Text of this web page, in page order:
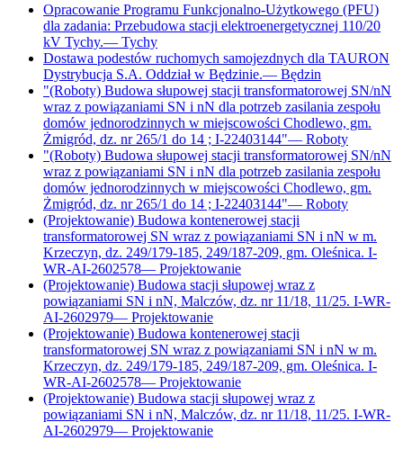
Opracowanie Programu Funkcjonalno-Użytkowego (PFU)
dla zadania: Przebudowa stacji elektroenergetycznej 110/20
kV Tychy.— Tychy
Dostawa podestów ruchomych samojezdnych dla TAURON
Dystrybucja S.A. Oddział w Będzinie.— Będzin
"(Roboty) Budowa słupowej stacji transformatorowej SN/nN
wraz z powiązaniami SN i nN dla potrzeb zasilania zespołu
domów jednorodzinnych w miejscowości Chodlewo, gm.
Żmigród, dz. nr 265/1 do 14 ; I-22403144"— Roboty
"(Roboty) Budowa słupowej stacji transformatorowej SN/nN
wraz z powiązaniami SN i nN dla potrzeb zasilania zespołu
domów jednorodzinnych w miejscowości Chodlewo, gm.
Żmigród, dz. nr 265/1 do 14 ; I-22403144"— Roboty
(Projektowanie) Budowa kontenerowej stacji
transformatorowej SN wraz z powiązaniami SN i nN w m.
Krzeczyn, dz. 249/179-185, 249/187-209, gm. Oleśnica. I-
WR-AI-2602578— Projektowanie
(Projektowanie) Budowa stacji słupowej wraz z
powiązaniami SN i nN, Malczów, dz. nr 11/18, 11/25. I-WR-
AI-2602979— Projektowanie
(Projektowanie) Budowa kontenerowej stacji
transformatorowej SN wraz z powiązaniami SN i nN w m.
Krzeczyn, dz. 249/179-185, 249/187-209, gm. Oleśnica. I-
WR-AI-2602578— Projektowanie
(Projektowanie) Budowa stacji słupowej wraz z
powiązaniami SN i nN, Malczów, dz. nr 11/18, 11/25. I-WR-
AI-2602979— Projektowanie